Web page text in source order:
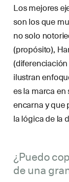
Los mejores
son los que
no solo
(propósito),
ilustran
es la marca
encarna y que
la lógica de la
¿Puedo
de una